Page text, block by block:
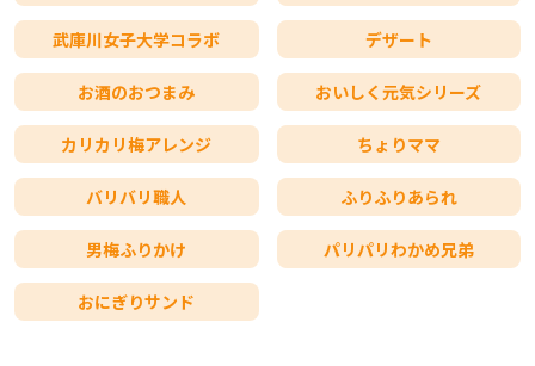
武庫川女子大学コラボ デザート
お酒のおつまみ おいしく元気シリーズ
カリカリ梅アレンジ ちょりママ
バリバリ職人 ふりふりあられ
男梅ふりかけ パリパリわかめ兄弟
おにぎりサンド